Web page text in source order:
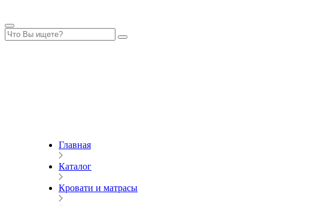
Главная
Каталог
Кровати и матрасы